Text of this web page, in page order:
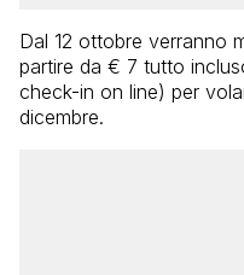
Dal 12 ottobre verranno
partire da € 7 tutto
check-in on line) per
dicembre.